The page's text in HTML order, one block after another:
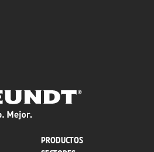
PRODUCTOS